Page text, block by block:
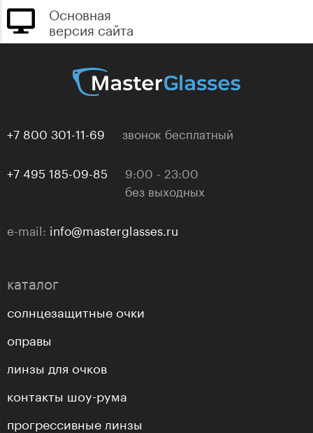
Основная
версия сайта
+7 800 301-11-69 звонок бесплатный
+7 495 185-09-85
9:00 - 23:00
без выходных
e-mail: info@masterglasses.ru
каталог
солнцезащитные очки
оправы
линзы для очков
контакты шоу-рума
прогрессивные линзы